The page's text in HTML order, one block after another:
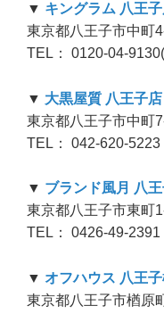
▼ キングラム 八王
東京都八王子市中町
TEL： 0120-04-
▼ 大黒屋質 八王子店
東京都八王子市中町
TEL： 042-620-5223
▼ ブランド風月 八
東京都八王子市東町
TEL： 0426-49-2391
▼ オフハウス 八王
東京都八王子市楢原